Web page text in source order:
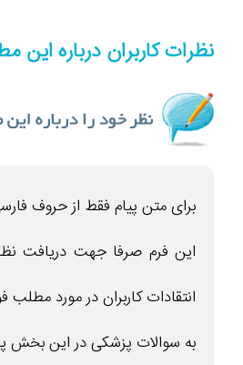
نظرات کاربران درباره این
برای متن پیام فقط از حروف
این فرم صرفا جهت دریافت
انتقادات کاربران در مورد مطلب
به سوالات پزشکی در این بخش